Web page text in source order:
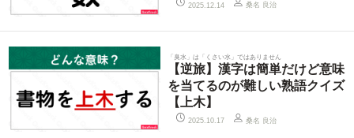
2025.12.14 桑名 良治
「臭水」は「くさい水」ではありません
【逆旅】漢字は簡単だけど意味
を当てるのが難しい熟語クイズ
【上木】
2025.10.17 桑名 良治